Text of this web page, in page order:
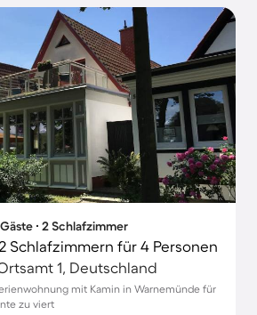
∙ 2 Schlafzimmer
Schlafzimmern für 4 Personen
1, Deutschland
mit Kamin in Warnemünde für
zu viert